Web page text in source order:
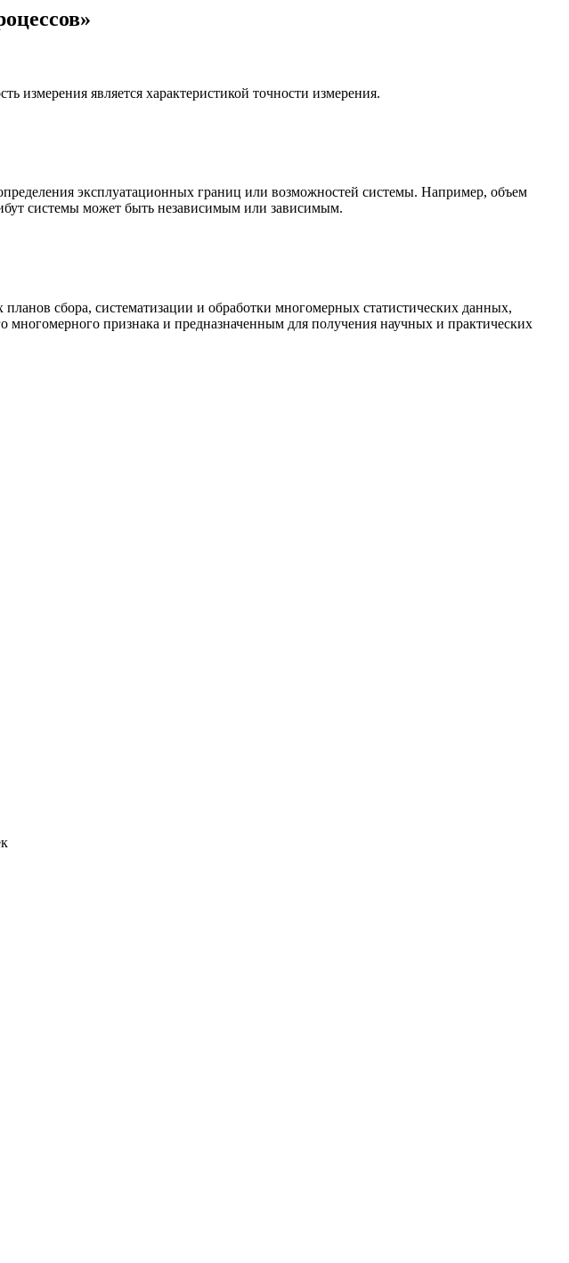
измерения является характеристикой точности измерения.
эксплуатационных границ или возможностей системы. Например, объем
системы может быть независимым или зависимым.
сбора, систематизации и обработки многомерных статистических данных,
признака и предназначенным для получения научных и практических